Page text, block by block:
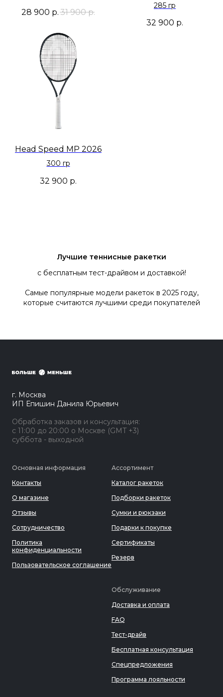
28 900 р. 31 900 р.
285 гр
32 900 р.
Head Speed MP 2026
300 гр
32 900 р.
Лучшие теннисные ракетки
с бесплатным тест-драйвом и доставкой!
Самые популярные модели ракеток в 2025 году,
которые считаются лучшими среди покупателей
г. Москва
ИП Епишин Данила Юрьевич
Обработка заказов и консультация:
с 11:00 до 20:00 о Москве (GMT +3)
суббота - выходной
Основная информация
Контакты
О магазине
Отзывы
Сотрудничество
Политика
конфиденциальности
Пользовательское соглашение
Ассортимент
Каталог ракеток
Подборки ракеток
Сумки и рюкзаки
Подарки к покупке
Сертификаты
Резерв
Обслуживание
Доставка и оплата
FAQ
Тест-драйв
Бесплатная консультация
Спецпредложения
Программа лояльности